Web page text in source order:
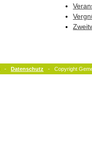
-Datenschutz - Copyright